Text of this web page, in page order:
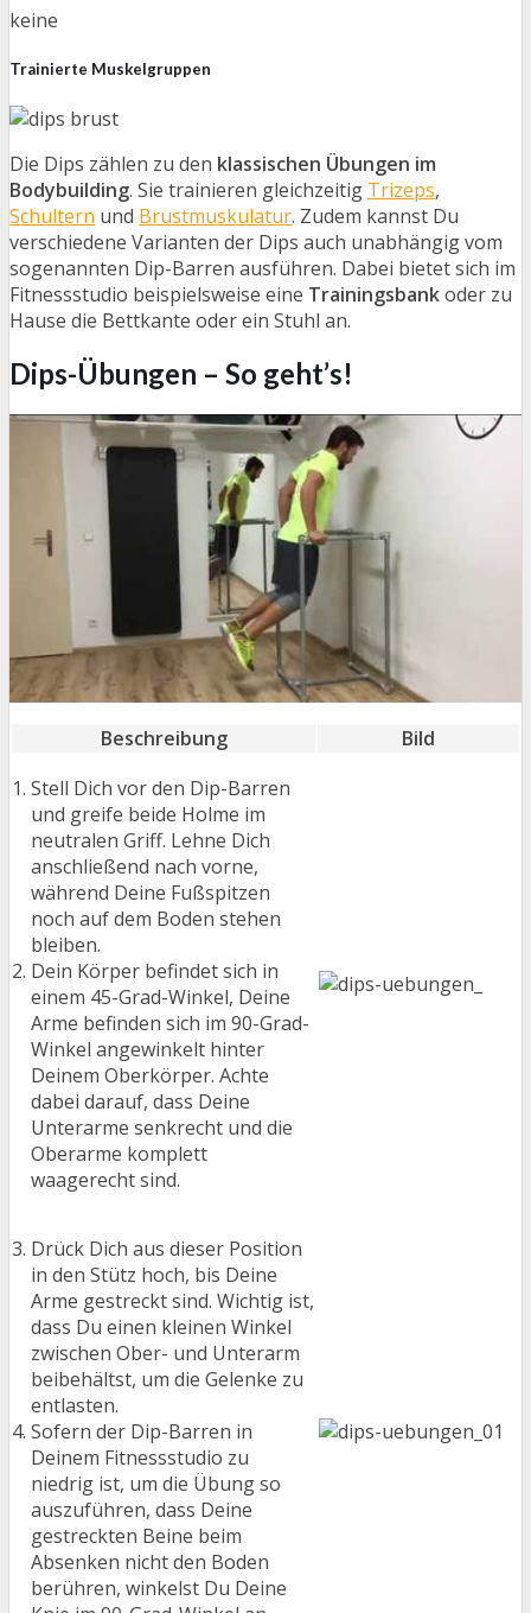
keine
Trainierte Muskelgruppen
Die Dips zählen zu den klassischen Übungen im
Bodybuilding. Sie trainieren gleichzeitig Trizeps,
Schultern und Brustmuskulatur. Zudem kannst Du
verschiedene Varianten der Dips auch unabhängig vom
sogenannten Dip-Barren ausführen. Dabei bietet sich im
Fitnessstudio beispielsweise eine Trainingsbankoder zu
Hause die Bettkante oder ein Stuhl an.
Dips-Übungen – So geht’s!
Beschreibung
Bild
Stell Dich vor den Dip-Barren
und greife beide Holme im
neutralen Griff. Lehne Dich
anschließend nach vorne,
während Deine Fußspitzen
noch auf dem Boden stehen
bleiben.
Dein Körper befindet sich in
einem 45-Grad-Winkel, Deine
Arme befinden sich im 90-Grad-
Winkel angewinkelt hinter
Deinem Oberkörper. Achte
dabei darauf, dass Deine
Unterarme senkrecht und die
Oberarme komplett
waagerecht sind.
Drück Dich aus dieser Position
in den Stütz hoch, bis Deine
Arme gestreckt sind. Wichtig ist,
dass Du einen kleinen Winkel
zwischen Ober- und Unterarm
beibehältst, um die Gelenke zu
entlasten.
Sofern der Dip-Barren in
Deinem Fitnessstudio zu
niedrig ist, um die Übung so
auszuführen, dass Deine
gestreckten Beine beim
Absenken nicht den Boden
berühren, winkelst Du Deine